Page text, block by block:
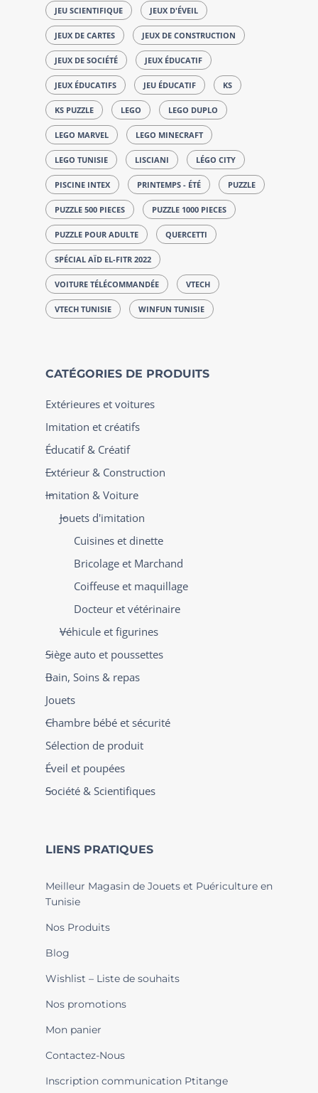
JEU SCIENTIFIQUE JEUX D'ÉVEIL
JEUX DE CARTES JEUX DE CONSTRUCTION
JEUX DE SOCIÉTÉ JEUX ÉDUCATIF
JEUX ÉDUCATIFS JEU ÉDUCATIF KS
KS PUZZLE LEGO LEGO DUPLO
LEGO MARVEL LEGO MINECRAFT
LEGO TUNISIE LISCIANI LÉGO CITY
PISCINE INTEX PRINTEMPS - ÉTÉ PUZZLE
PUZZLE 500 PIECES PUZZLE 1000 PIECES
PUZZLE POUR ADULTE QUERCETTI
SPÉCIAL AÏD EL-FITR 2022
VOITURE TÉLÉCOMMANDÉE VTECH
VTECH TUNISIE WINFUN TUNISIE
CATÉGORIES DE PRODUITS
Extérieures et voitures
Imitation et créatifs
Éducatif & Créatif
Extérieur & Construction
Imitation & Voiture
Jouets d'imitation
Cuisines et dinette
Bricolage et Marchand
Coiffeuse et maquillage
Docteur et vétérinaire
Véhicule et figurines
Siège auto et poussettes
Bain, Soins & repas
Jouets
Chambre bébé et sécurité
Sélection de produit
Éveil et poupées
Société & Scientifiques
LIENS PRATIQUES
Meilleur Magasin de Jouets et Puériculture en
Tunisie
Nos Produits
Blog
Wishlist – Liste de souhaits
Nos promotions
Mon panier
Contactez-Nous
Inscription communication Ptitange